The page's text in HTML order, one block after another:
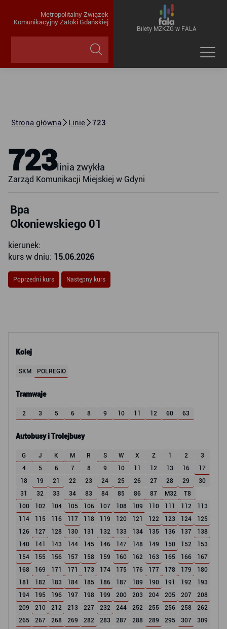
Metropolitalny Związek
Komunikacyjny Zatoki Gdańskiej
Bilety MZKZG w FALA
Strona główna Linie 723
Kolej
SKM POLREGIO
Tramwaje
2 3 5 6 8 9 10 11 12 60 63
Autobusy i Trolejbusy
G J K M R S W X Z 1 2
3
4
5 6 7 8 9 10 11 12 13 16
17
18
19 21 22 23 24 25 26 27 28 29
30
31
32 33 34 83 84 85 86 87 M32
T8
100
102 104 105 106 107 108 109 110 111 112
113
114
115 116 117 118 119 120 121 122 123 124
125
126
127 128 130 131 132 133 134 135 136 137
138
140
141 143 144 145 146 147 148 149 150 152
153
154
155 156 157 158 159 160 162 163 165 166
167
168
169 171 171 173 174 175 176 177 178 179
180
181
182 183 184 185 186 187 189 190 191 192
193
194
195 196 197 198 199 200 203 204 205 207
208
209
210 212 213 227 232 244 252 255 256 258
262
265
267 268 269 282 283 287 288 289 295 307
309
723linia zwykła
Zarząd Komunikacji Miejskiej w Gdyni
Bpa
Okoniewskiego 01
kierunek:
kurs w dniu: 15.06.2026
Poprzedni kurs Następny kurs